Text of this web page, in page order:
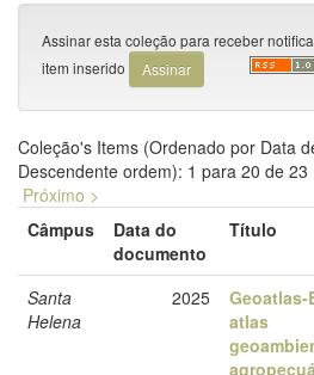
Assinar esta coleção para receber
item inserido
Coleção's Items (Ordenado por Data
Descendente ordem): 1 para 20 de 23
Próximo >
Câmpus
Data do
documento
Título
Santa
Helena
2025
Geoatlas-
atlas